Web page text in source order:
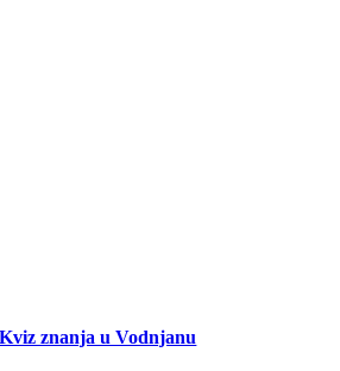
Kviz znanja u Vodnjanu